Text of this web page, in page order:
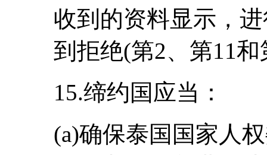
收到的资料显示，
到拒绝(第2、第11和
15.缔约国应当：
(a)确保泰国国家人